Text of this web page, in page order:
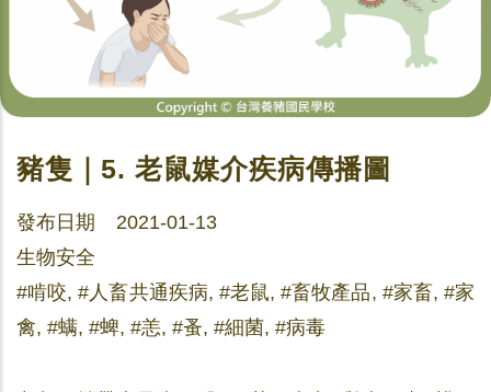
豬隻｜5. 老鼠媒介疾病傳播圖
發布日期 2021-01-13
生物安全
#啃咬, #人畜共通疾病, #老鼠, #畜牧產品, #家畜, #家
禽, #螨, #蜱, #恙, #蚤, #細菌, #病毒